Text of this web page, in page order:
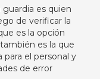
es quien
de verificar la
es la opción
es la que
el personal y
de error